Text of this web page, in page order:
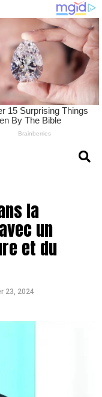
la
un
et du
23, 2024